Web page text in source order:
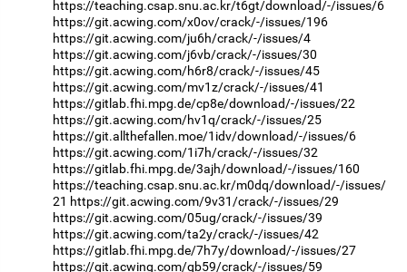
https://teaching.csap.snu.ac.kr/t6gt/download/-/issues/6
https://git.acwing.com/x0ov/crack/-/issues/196
https://git.acwing.com/ju6h/crack/-/issues/4
https://git.acwing.com/j6vb/crack/-/issues/30
https://git.acwing.com/h6r8/crack/-/issues/45
https://git.acwing.com/mv1z/crack/-/issues/41
https://gitlab.fhi.mpg.de/cp8e/download/-/issues/22
https://git.acwing.com/hv1q/crack/-/issues/25
https://git.allthefallen.moe/1idv/download/-/issues/6
https://git.acwing.com/1i7h/crack/-/issues/32
https://gitlab.fhi.mpg.de/3ajh/download/-/issues/160
https://teaching.csap.snu.ac.kr/m0dq/download/-/issues/
21 https://git.acwing.com/9v31/crack/-/issues/29
https://git.acwing.com/05ug/crack/-/issues/39
https://git.acwing.com/ta2y/crack/-/issues/42
https://gitlab.fhi.mpg.de/7h7y/download/-/issues/27
https://git.acwing.com/qb59/crack/-/issues/59